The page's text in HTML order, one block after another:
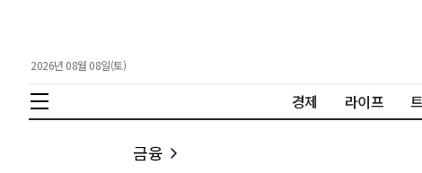
2026년 08월 08일(토)
경제 라이프
금융